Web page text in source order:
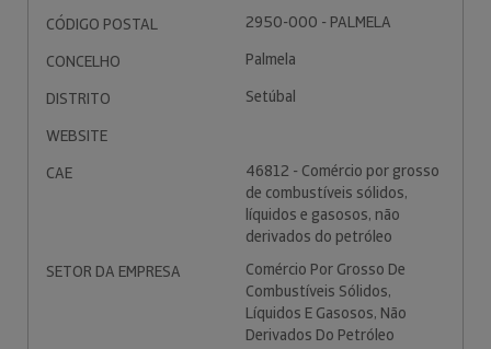
CÓDIGO POSTAL
2950-000 - PALMELA
CONCELHO
Palmela
DISTRITO
Setúbal
WEBSITE
CAE
46812 - Comércio por grosso
de combustíveis sólidos,
líquidos e gasosos, não
derivados do petróleo
SETOR DA EMPRESA
Comércio Por Grosso De
Combustíveis Sólidos,
Líquidos E Gasosos, Não
Derivados Do Petróleo